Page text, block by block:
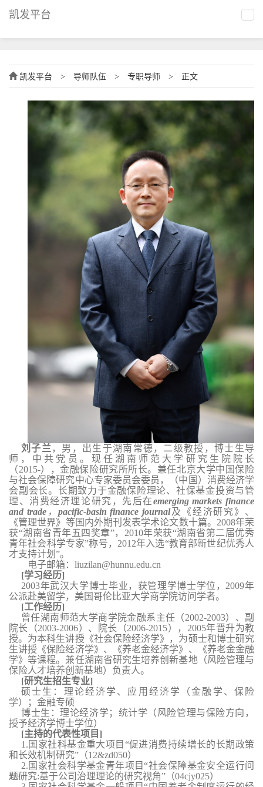
凯发平台
凯发平台 > 导师队伍 > 专职导师 > 正文
刘子兰 ，男，出生于湖南常德，二级教授，博士生导
师，中共党员。现任湖南师范大学研究生院院长
（2015-），金融保险研究所所长。兼任北京大学中国保险
与社会保障研究中心专家委员会委员，（中国）消费经济学
会副会长。长期致力于金融保险理论、社保基金投资与管
理、消费经济理论研究，先后在emerging markets finance
and trade， pacific-basin finance journal及《经济研究》、
《管理世界》等国内外期刊发表学术论文数十篇。2008年荣
获“湖南省青年五四奖章”，2010年荣获“湖南省第二届优秀
青年社会科学专家”称号，2012年入选“教育部新世纪优秀人
才支持计划”。
电子邮箱： liuzilan@hunnu.edu.cn
[学习经历]
2003年武汉大学博士毕业，获管理学博士学位， 2009年
公派赴美留学，美国哥伦比亚大学商学院访问学者。
[工作经历]
曾任湖南师范大学商学院金融系主任（2002-2003）、副
院长（2003-2006）、院长（2006-2015），2005年晋升为教
授。为本科生讲授《社会保险经济学》，为硕士和博士研究
生讲授《保险经济学》、《养老金经济学》、《养老金金融
学》等课程。兼任湖南省研究生培养创新基地（风险管理与
保险人才培养创新基地）负责人。
[研究生招生专业]
硕士生：理论经济学、应用经济学（金融学、保险
学）；金融专硕
博士生：理论经济学；统计学（风险管理与保险方向，
授予经济学博士学位）
[主持的代表性项目]
1.国家社科基金重大项目“促进消费持续增长的长期政策
和长效机制研究”（12&zd050）
2.国家社会科学基金青年项目“社会保障基金安全运行问
题研究:基于公司治理理论的研究视角”（04cjy025）